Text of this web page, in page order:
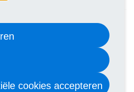
alleen manieren om fysiek fit te
de pijlers van een gezonde
wereld waar gezondheid en
worden, is sporten een
mensen omarmen. Of je nu
cookies accepteren